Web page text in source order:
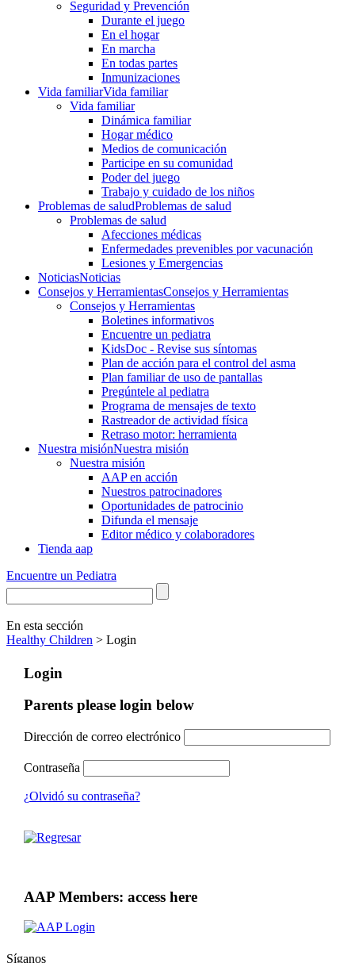
Seguridad y Prevención
Durante el juego
En el hogar
En marcha
En todas partes
Inmunizaciones
Vida familiarVida familiar
Vida familiar
Dinámica familiar
Hogar médico
Medios de comunicación
Participe en su comunidad
Poder del juego
Trabajo y cuidado de los niños
Problemas de saludProblemas de salud
Problemas de salud
Afecciones médicas
Enfermedades prevenibles por vacunación
Lesiones y Emergencias
NoticiasNoticias
Consejos y HerramientasConsejos y Herramientas
Consejos y Herramientas
Boletines informativos
Encuentre un pediatra
KidsDoc - Revise sus síntomas
Plan de acción para el control del asma
Plan familiar de uso de pantallas
Pregúntele al pediatra
Programa de mensajes de texto
Rastre​​ador de activida​d física
Retraso motor: herramienta
Nuestra misiónNuestra misión
Nuestra misión
AAP en acción
Nuestros patrocinadores
Oportunidades de patrocinio
Difunda el mensaje
Editor médico y colaboradores
Tienda aap
Encuentre un Pediatra
En esta sección
Healthy Children > Login
Login
Parents please login below
Dirección de correo electrónico
Contraseña
¿Olvidó su contraseña?
AAP Members: access here
Síganos